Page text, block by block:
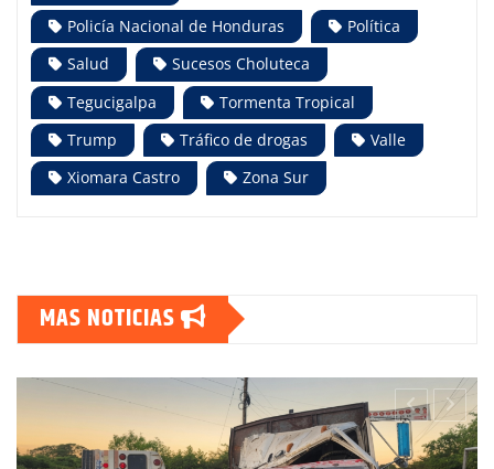
Policía Nacional de Honduras
Política
Salud
Sucesos Choluteca
Tegucigalpa
Tormenta Tropical
Trump
Tráfico de drogas
Valle
Xiomara Castro
Zona Sur
MAS NOTICIAS